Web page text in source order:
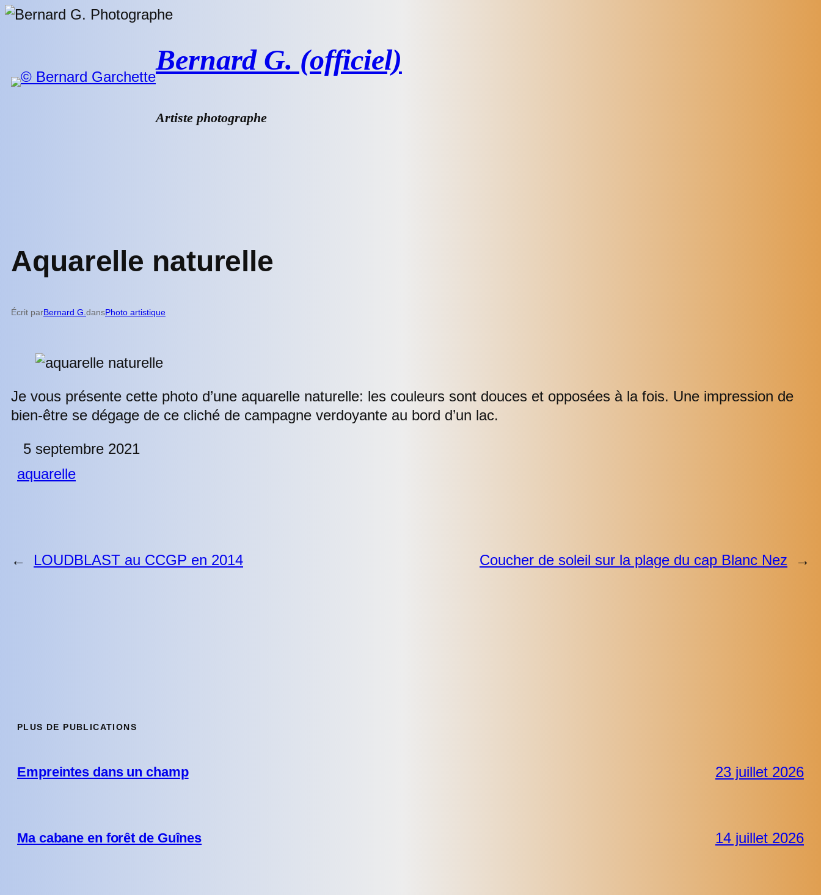
Aller
Bernard G. (officiel)
Artiste photographe
Aquarelle naturelle
Écrit parBernard G. dansPhoto artistique
Je vous présente cette photo d’une aquarelle naturelle: les couleurs sont douces et opposées à la fois. Une impression de
bien-être se dégage de ce cliché de campagne verdoyante au bord d’un lac.
5 septembre 2021
aquarelle
← LOUDBLAST au CCGP en 2014 Coucher de soleil sur la plage du cap Blanc Nez →
PLUS DE PUBLICATIONS
Empreintes dans un champ 23 juillet 2026
Ma cabane en forêt de Guînes 14 juillet 2026